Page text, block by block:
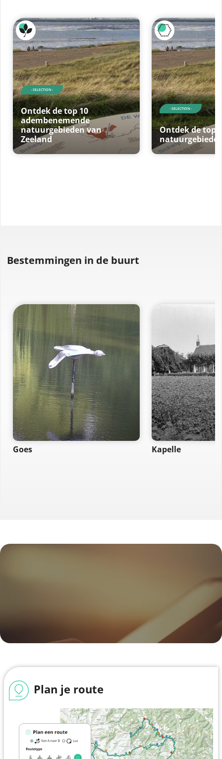
- SELECTION -
Ontdek de top 10
adembenemende
natuurgebieden van
Zeeland
- SELECTION -
Ontdek de top
Bestemmingen in de buurt
Goes Kapelle
Plan je route